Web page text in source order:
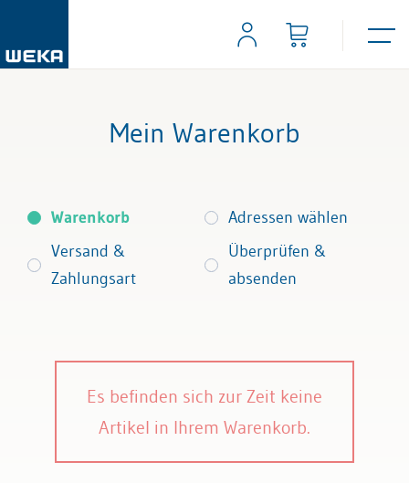
Mein Warenkorb
Warenkorb
Adressen wählen
Versand &
Zahlungsart
Überprüfen &
absenden
Es befinden sich zur Zeit keine
Artikel in Ihrem Warenkorb.